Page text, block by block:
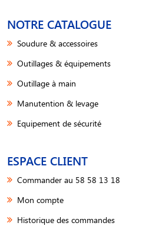
NOTRE CATALOGUE
Soudure & accessoires
Outillages & équipements
Outillage à main
Manutention & levage
Equipement de sécurité
ESPACE CLIENT
Commander au 58 58 13 18
Mon compte
Historique des commandes